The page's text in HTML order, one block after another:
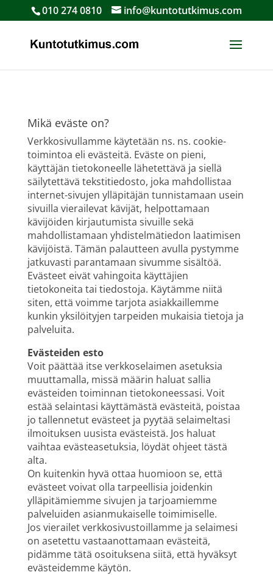
010 274 0810 info@kuntotutkimus.com
Mikä eväste on?
Verkkosivullamme käytetään ns. ns. cookie-
toimintoa eli evästeitä. Eväste on pieni,
käyttäjän tietokoneelle lähetettävä ja siellä
säilytettävä tekstitiedosto, joka mahdollistaa
internet-sivujen ylläpitäjän tunnistamaan usein
sivuilla vierailevat kävijät, helpottamaan
kävijöiden kirjautumista sivuille sekä
mahdollistamaan yhdistelmätiedon laatimisen
kävijöistä. Tämän palautteen avulla pystymme
jatkuvasti parantamaan sivumme sisältöä.
Evästeet eivät vahingoita käyttäjien
tietokoneita tai tiedostoja. Käytämme niitä
siten, että voimme tarjota asiakkaillemme
kunkin yksilöityjen tarpeiden mukaisia tietoja ja
palveluita.
Evästeiden esto
Voit päättää itse verkkoselaimen asetuksia
muuttamalla, missä määrin haluat sallia
evästeiden toiminnan tietokoneessasi. Voit
estää selaintasi käyttämästä evästeitä, poistaa
jo tallennetut evästeet ja pyytää selaimeltasi
ilmoituksen uusista evästeistä. Jos haluat
vaihtaa evästeasetuksia, löydät ohjeet tästä
alta.
On kuitenkin hyvä ottaa huomioon se, että
evästeet voivat olla tarpeellisia joidenkin
ylläpitämiemme sivujen ja tarjoamiemme
palveluiden asianmukaiselle toimimiselle.
Jos vierailet verkkosivustoillamme ja selaimesi
on asetettu vastaanottamaan evästeitä,
pidämme tätä osoituksena siitä, että hyväksyt
evästeidemme käytön.